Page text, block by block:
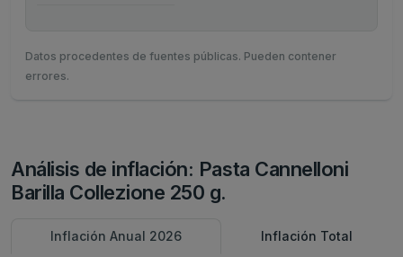
Datos procedentes de fuentes públicas. Pueden contener
errores.
Análisis de inflación: Pasta Cannelloni
Barilla Collezione 250 g.
Inflación Anual 2026 Inflación Total